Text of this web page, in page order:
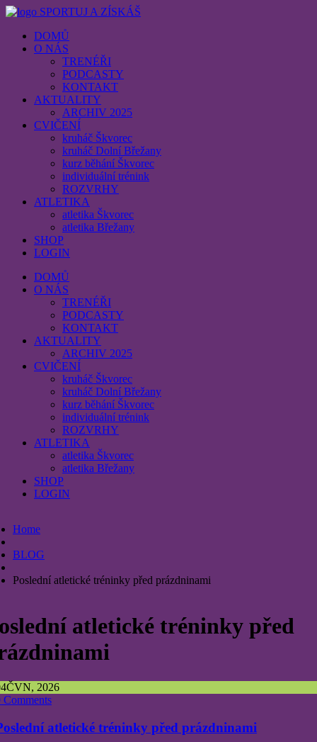
SPORTUJ A ZÍSKÁŠ
DOMŮ
O NÁS
TRENÉŘI
PODCASTY
KONTAKT
AKTUALITY
ARCHIV 2025
CVIČENÍ
kruháč Škvorec
kruháč Dolní Břežany
kurz běhání Škvorec
individuální trénink
ROZVRHY
ATLETIKA
atletika Škvorec
atletika Břežany
SHOP
LOGIN
DOMŮ
O NÁS
TRENÉŘI
PODCASTY
KONTAKT
AKTUALITY
ARCHIV 2025
CVIČENÍ
kruháč Škvorec
kruháč Dolní Břežany
kurz běhání Škvorec
individuální trénink
ROZVRHY
ATLETIKA
atletika Škvorec
atletika Břežany
SHOP
LOGIN
Home
BLOG
Poslední atletické tréninky před prázdninami
atletické tréninky před
ČVN, 2026
Comments
atletické tréninky před prázdninami